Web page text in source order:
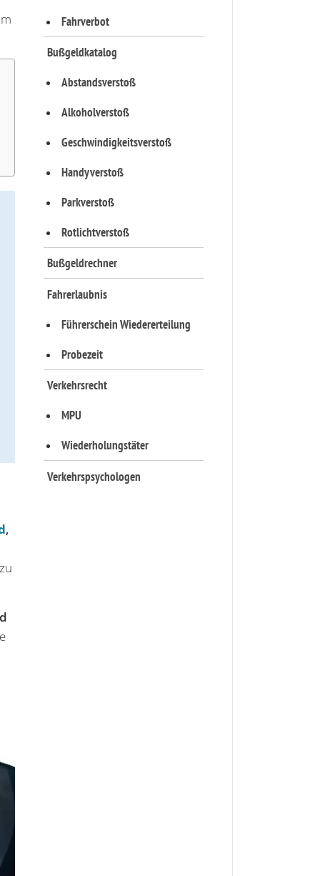
Fahrverbot
Bußgeldkatalog
Abstandsverstoß
Alkoholverstoß
Geschwindigkeitsverstoß
Handyverstoß
Parkverstoß
Rotlichtverstoß
Bußgeldrechner
Fahrerlaubnis
Führerschein Wiedererteilung
Probezeit
Verkehrsrecht
MPU
Wiederholungstäter
Verkehrspsychologen
,